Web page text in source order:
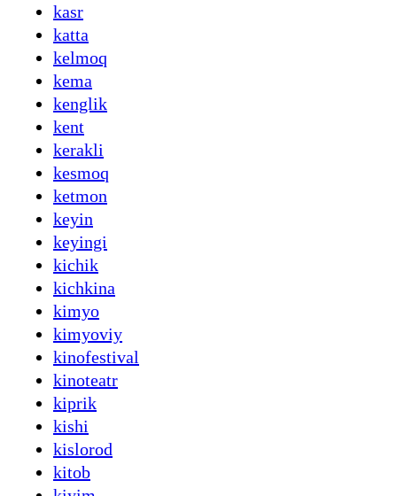
kasr
katta
kelmoq
kema
kenglik
kent
kerakli
kesmoq
ketmon
keyin
keyingi
kichik
kichkina
kimyo
kimyoviy
kinofestival
kinoteatr
kiprik
kishi
kislorod
kitob